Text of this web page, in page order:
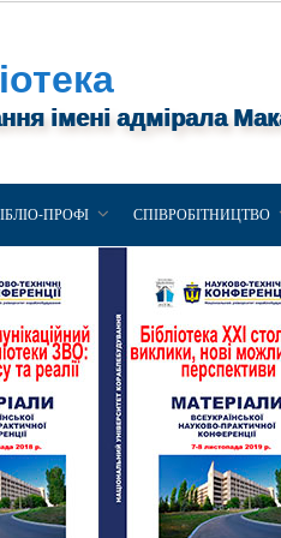
імені адмірала
ПРОФІ СПІВРОБІТНИЦТВО